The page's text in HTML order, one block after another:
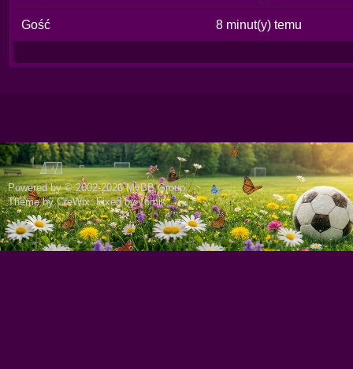
Gość 8 minut(y) temu
Powered by © 2002-2026MyBB Group.
Theme byCreWix. Fixed byTomik.